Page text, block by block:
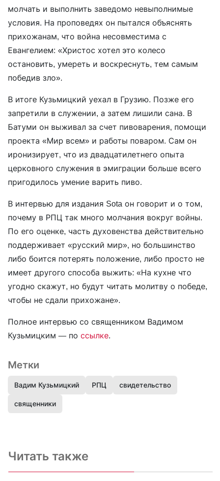
молчать и выполнить заведомо невыполнимые
условия. На проповедях он пытался объяснять
прихожанам, что война несовместима с
Евангелием: «Христос хотел это колесо
остановить, умереть и воскреснуть, тем самым
победив зло».
В итоге Кузьмицкий уехал в Грузию. Позже его
запретили в служении, а затем лишили сана. В
Батуми он выживал за счет пивоварения, помощи
проекта «Мир всем» и работы поваром. Сам он
иронизирует, что из двадцатилетнего опыта
церковного служения в эмиграции больше всего
пригодилось умение варить пиво.
В интервью для издания Sota он говорит и о том,
почему в РПЦ так много молчания вокруг войны.
По его оценке, часть духовенства действительно
поддерживает «русский мир», но большинство
либо боится потерять положение, либо просто не
имеет другого способа выжить: «На кухне что
угодно скажут, но будут читать молитву о победе,
чтобы не сдали прихожане».
Полное интервью со священником Вадимом
Кузьмицким — по ссылке.
Метки
Вадим Кузьмицкий РПЦ свидетельство
священники
Читать также